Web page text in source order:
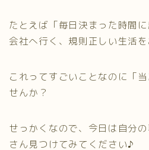
たとえば「毎日決まった時間
会社へ行く、規則正しい生活を
これってすごいことなのに「
せんか？
せっかくなので、今日は自分
さん見つけてみてください♪